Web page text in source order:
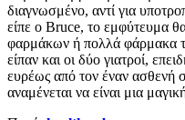
διαγνωσμένο, αντί για
είπε ο Bruce, το εμφύτευμα
φαρμάκων ή πολλά φάρμακα
είπαν και οι δύο γιατροί,
ευρέως από τον έναν ασθενή
αναμένεται να είναι μια